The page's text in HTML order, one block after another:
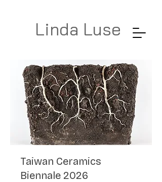
Linda Luse
Taiwan Ceramics
Biennale 2026